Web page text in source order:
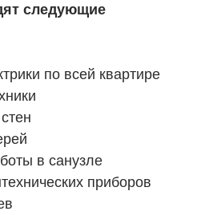
следующие
по всей квартире
в санузле
приборов